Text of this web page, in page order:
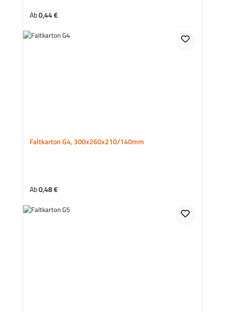
Regulärer Preis:
Ab0,44 €
Faltkarton G4, 300x260x210/140mm
Regulärer Preis:
Ab0,48 €